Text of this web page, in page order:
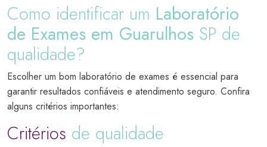
Como identificar um Laboratório
de Exames em Guarulhos SP de
qualidade?
Escolher um bom laboratório de exames é essencial para
garantir resultados confiáveis e atendimento seguro. Confira
alguns critérios importantes:
Critérios de qualidade